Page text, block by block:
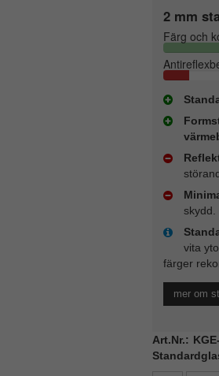
2 mm
Färg och
skydd.
vita
färger
mer om
Art.Nr.: